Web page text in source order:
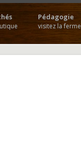
Pédagogie
visitez la ferme